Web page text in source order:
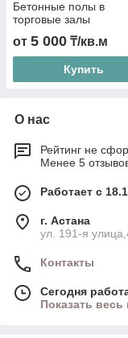
Бетонные полы в
торговые залы
от 5 000 ₸/кв.м
Купить
О нас
Рейтинг не
Менее 5
Работает с
г. Астана
ул. 191-я
Контакты
Сегодня
Показать